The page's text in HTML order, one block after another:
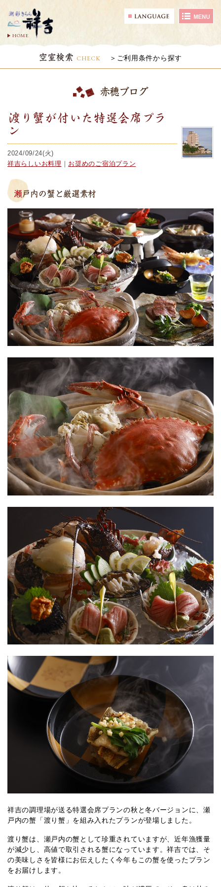
HOME
空室検索 CHECK ご利用条件から探す
赤穂ブログ
渡り蟹が付いた特選会席プラ
ン
2024/09/24(火)
祥吉らしいお料理 ｜ お奨めのご宿泊プラン
瀬戸内の蟹と厳選素材
祥吉の調理場が送る特選会席プランの秋と冬バージョンに、瀬
戸内の蟹「渡り蟹」を組み入れたプランが登場しました。
渡り蟹は、瀬戸内の蟹として珍重されていますが、近年漁獲量
が減少し、高値で取引される蟹になっています。祥吉では、そ
の美味しさを皆様にお伝えしたく今年もこの蟹を使ったプラン
をお届けします。